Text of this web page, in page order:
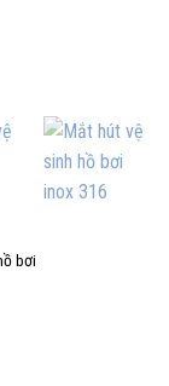
bơi